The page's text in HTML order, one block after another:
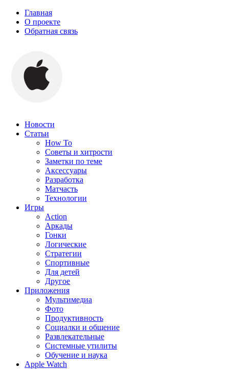
Главная
О проекте
Обратная связь
Новости
Статьи
How To
Советы и хитрости
Заметки по теме
Аксессуары
Разработка
Матчасть
Технологии
Игры
Action
Аркады
Гонки
Логические
Стратегии
Спортивные
Для детей
Другое
Приложения
Мультимедиа
Фото
Продуктивность
Социалки и общение
Развлекательные
Системные утилиты
Обучение и наука
Apple Watch